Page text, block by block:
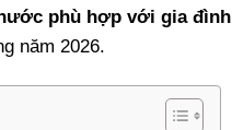
phù hợp với gia đình
năm 2026.